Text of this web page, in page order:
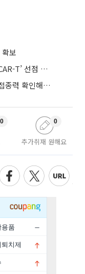
보
J&J도 참전…빅파마, 차세대 ‘in vivo CAR-T’ 선점 경쟁 본격화
“폐렴구균 백신, 맞았다고 끝 아니다…접종력 확인해야”
0
추가취재 원해요
0